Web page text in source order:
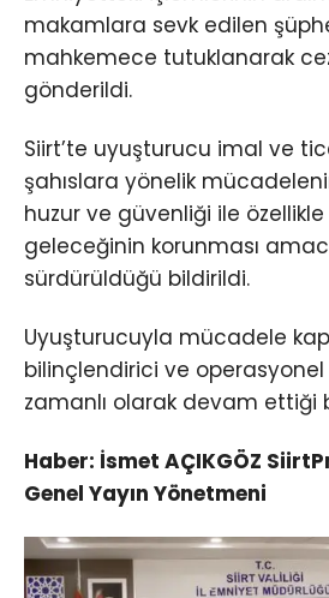
makamlara sevk edilen
mahkemece tutuklanarak
gönderildi.
Siirt’te uyuşturucu imal ve
şahıslara yönelik
huzur ve güvenliği ile
geleceğinin korunması
sürdürüldüğü bildirildi.
Uyuşturucuyla mücadele
bilinçlendirici ve operasyonel
zamanlı olarak devam ettiği
Haber: İsmet AÇIKGÖZ
Genel Yayın Yönetmeni